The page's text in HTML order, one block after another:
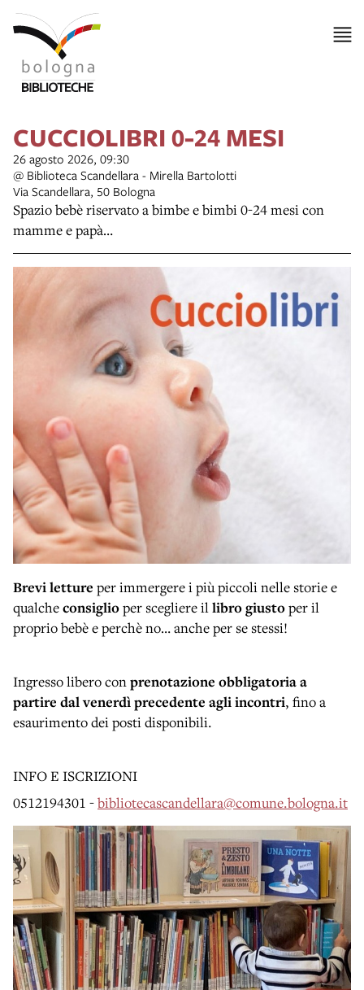
CUCCIOLIBRI 0-24 MESI
26 agosto 2026, 09:30
@ Biblioteca Scandellara - Mirella Bartolotti
Via Scandellara, 50 Bologna
Spazio bebè riservato a bimbe e bimbi 0-24 mesi con
mamme e papà…
Brevi letture per immergere i più piccoli nelle storie e
qualcheconsiglioper scegliere illibro giustoper il
proprio bebè e perchè no… anche per se stessi!
Ingresso libero conprenotazione obbligatoriaa
partire dal venerdì precedente agli incontri, fino a
esaurimento dei posti disponibili.
INFO E ISCRIZIONI
0512194301 -bibliotecascandellara@comune.bologna.it